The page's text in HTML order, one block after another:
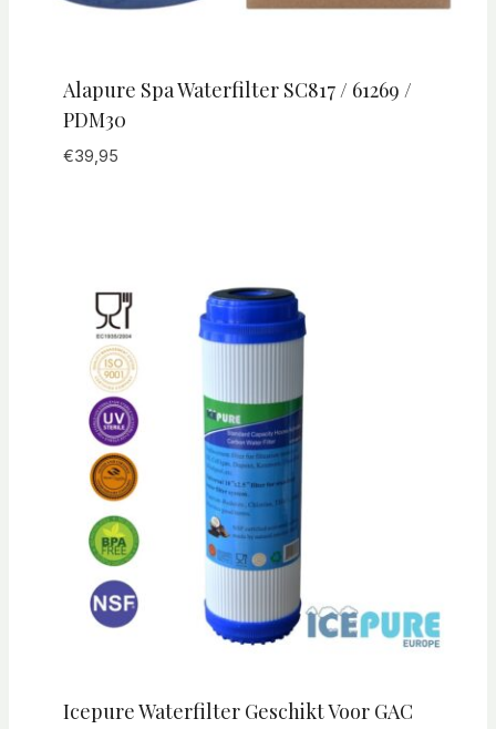
Alapure Spa Waterfilter SC817 / 61269 /
PDM30
€39,95
Icepure Waterfilter Geschikt Voor GAC